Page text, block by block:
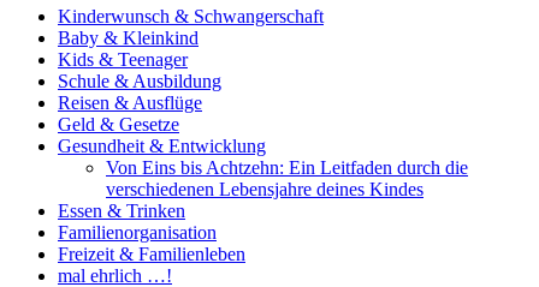
Kinderwunsch & Schwangerschaft
Baby & Kleinkind
Kids & Teenager
Schule & Ausbildung
Reisen & Ausflüge
Geld & Gesetze
Gesundheit & Entwicklung
Von Eins bis Achtzehn: Ein Leitfaden durch die
verschiedenen Lebensjahre deines Kindes
Essen & Trinken
Familienorganisation
Freizeit & Familienleben
mal ehrlich …!